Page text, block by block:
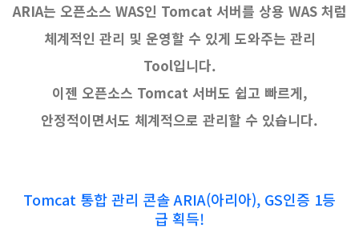
ARIA는 오픈소스 WAS인 Tomcat 서버를 상용 WAS 처럼
체계적인 관리 및 운영할 수 있게 도와주는 관리
Tool입니다.
이젠 오픈소스 Tomcat 서버도 쉽고 빠르게,
안정적이면서도 체계적으로 관리할 수 있습니다.
Tomcat 통합 관리 콘솔 ARIA(아리아), GS인증 1등
급 획득!